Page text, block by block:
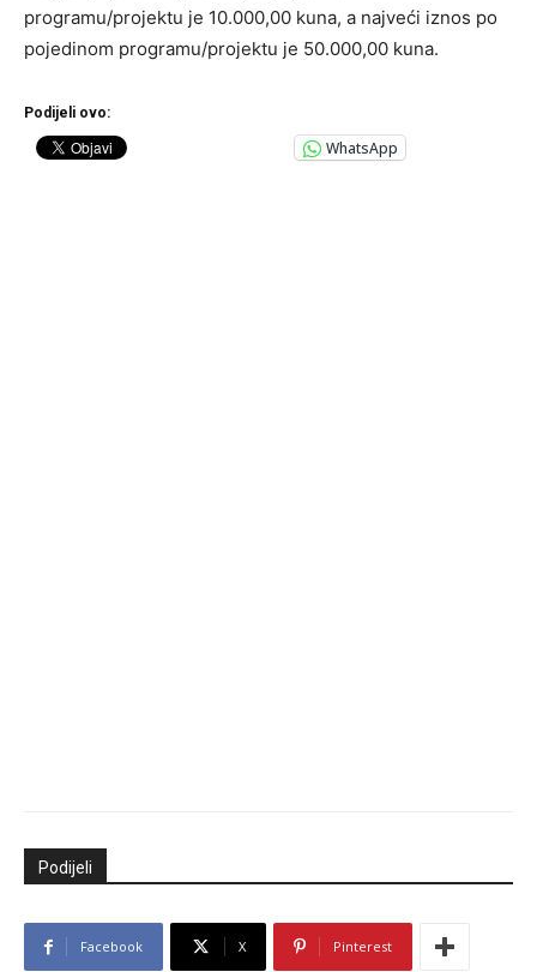
programu/projektu je 10.000,00 kuna, a najveći iznos po
pojedinom programu/projektu je 50.000,00 kuna.
Podijeli ovo:
WhatsApp
Podijeli
Facebook X Pinterest